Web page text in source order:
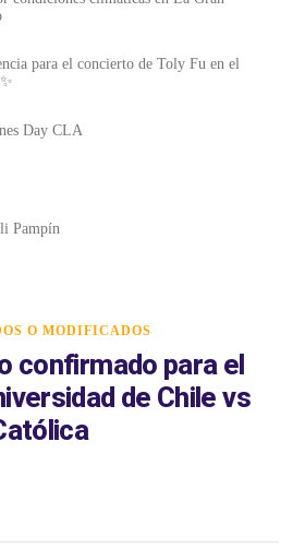
para el concierto de Toly Fu en el
Day CLA
Pampín
O MODIFICADOS
confirmado para el
de Chile vs